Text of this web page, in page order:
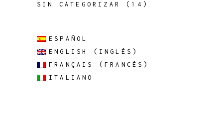
SIN CATEGORIZAR
(14)
ESPAÑOL
ENGLISH
( INGLÉS )
FRANÇAIS
(FRANCÉS )
ITALIANO